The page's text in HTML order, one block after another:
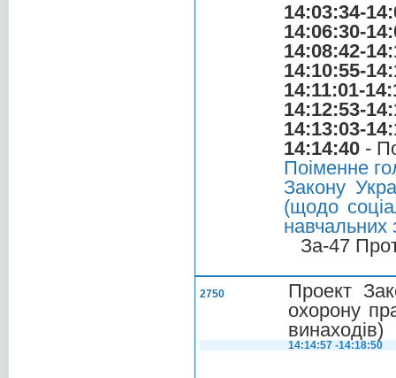
14:03:34-
14:06:30-
14:08:42-
14:10:55-
14:11:01-
14:12:53-
14:13:03-
14:14:40 -
Поіменне
Закону
(щодо
навчальних
За-47
2750
Проект
охорону
винаходів)
14:14:57 -14:18:50